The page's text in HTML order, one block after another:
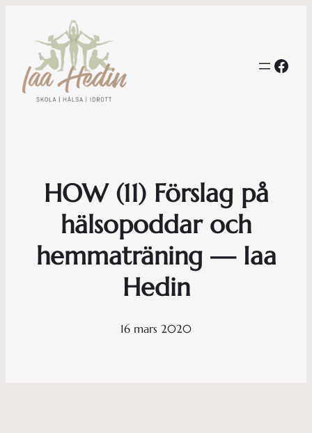
HOW (11) Förslag på
hälsopoddar och
hemmaträning — Iaa
Hedin
16 mars 2020